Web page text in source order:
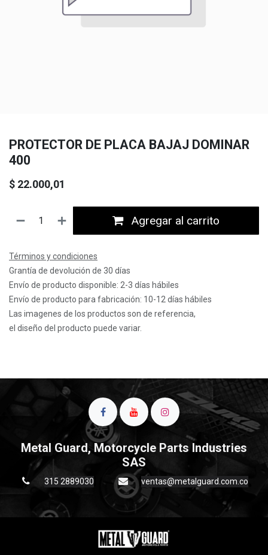
PROTECTOR DE PLACA BAJAJ DOMINAR
400
$ 22.000,01
Agregar al carrito
Términos y condiciones
Grantía de devolución de 30 días
Envío de producto disponible: 2-3 días hábiles
Envío de producto para fabricación: 10-12 días hábiles
Las imagenes de los productos son de referencia,
el diseño del producto puede variar.
Metal Guard, Motorcycle Parts Industries
SAS
315 2889030 ventas@metalguard.com.co